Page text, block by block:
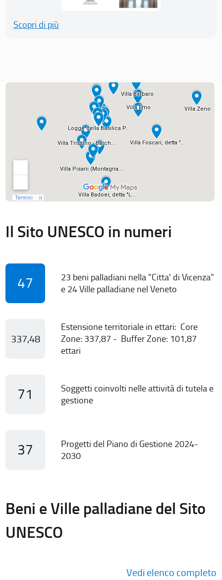
Scopri di più
Il Sito UNESCO in numeri
47
23 beni palladiani nella "Citta' di Vicenza"
e 24 Ville palladiane nel Veneto
337,48
Estensione territoriale in ettari: Core
Zone: 337,87 - Buffer Zone: 101,87
ettari
71
Soggetti coinvolti nelle attività di tutela e
gestione
37
Progetti del Piano di Gestione 2024-
2030
Beni e Ville palladiane del Sito
UNESCO
Vedi elenco completo